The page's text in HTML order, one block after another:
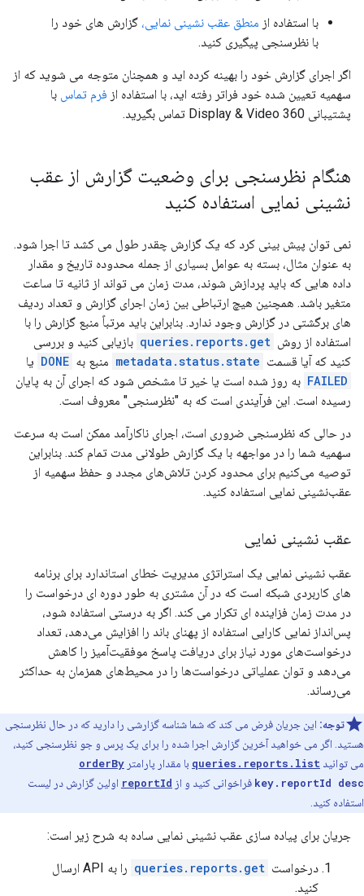
با استفاده از منطق عقب نشینی نمایی، گزارش های خود را
با نظرسنجی پیگیری کنید.
اگر اجرای گزارش خود را بهینه کرده اید و همچنان متوجه می شوید که از
سهمیه تعیین شده خود فراتر رفته اید، با استفاده از فرم تماس با
پشتیبانی Display & Video 360 تماس بگیرید.
هنگام نظرسنجی برای وضعیت گزارش از عقب
نشینی نمایی استفاده کنید
نمی توان پیش بینی کرد که یک گزارش چقدر طول می کشد تا اجرا شود.
به عنوان مثال، بسته به عوامل بسیاری از جمله محدوده تاریخ و مقدار
داده هایی که باید پردازش شوند، مدت زمان می تواند از ثانیه تا ساعت
متغیر باشد. همچنین هیچ ارتباطی بین زمان اجرای گزارش و تعداد ردیف
های برگشتی در گزارش وجود ندارد. بنابراین باید مرتباً منبع گزارش را با
استفاده از روش queries.reports.get بازیابی کنید و بررسی
کنید که آیا قسمت metadata.status.state منبع به DONE یا
FAILED به روز شده است یا خیر تا مشخص شود که اجرای آن به پایان
رسیده است. این فرآیندی است که به "نظرسنجی" معروف است.
در حالی که نظرسنجی ضروری است، اجرای ناکارآمد ممکن است به سرعت
سهمیه شما را در مواجهه با یک گزارش طولانی مدت تمام کند. بنابراین
توصیه می‌کنیم برای محدود کردن تلاش‌های مجدد و حفظ سهمیه از
عقب‌نشینی نمایی استفاده کنید.
عقب نشینی نمایی
عقب نشینی نمایی یک استراتژی مدیریت خطای استاندارد برای برنامه
های کاربردی شبکه است که در آن مشتری به طور دوره ای درخواست را
در مدت زمان فزاینده ای تکرار می کند. اگر به درستی استفاده شود،
پس‌انداز نمایی کارایی استفاده از پهنای باند را افزایش می‌دهد، تعداد
درخواست‌های مورد نیاز برای دریافت پاسخ موفقیت‌آمیز را کاهش
می‌دهد و توان عملیاتی درخواست‌ها را در محیط‌های همزمان به حداکثر
می‌رساند.
توجه: این جریان فرض می کند که شما شناسه گزارشی را دارید که در حال نظرسنجی
هستید. اگر می خواهید آخرین گزارش اجرا شده را برای یک پرس و جو نظرسنجی کنید،
می توانید queries.reports.list با مقدار پارامتر orderBy
key.reportId desc فراخوانی کنید و از reportId اولین گزارش در لیست
استفاده کنید.
جریان برای پیاده سازی عقب نشینی نمایی ساده به شرح زیر است:
درخواست queries.reports.get
را به API ارسال
کنید.